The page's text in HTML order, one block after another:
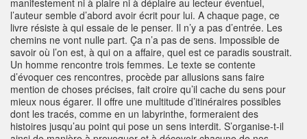
manifestement ni à plaire ni à déplaire au lecteur éventuel,
l’auteur semble d’abord avoir écrit pour lui. A chaque page, ce
livre résiste à qui essaie de le penser. Il n’y a pas d’entrée. Les
chemins ne vont nulle part. Ça n’a pas de sens. Impossible de
savoir où l’on est, à qui on a affaire, quel est ce paradis soustrait.
Un homme rencontre trois femmes. Le texte se contente
d’évoquer ces rencontres, procède par allusions sans faire
mention de choses précises, fait croire qu’il cache du sens pour
mieux nous égarer. Il offre une multitude d’itinéraires possibles
dont les tracés, comme en un labyrinthe, formeraient des
histoires jusqu’au point qui pose un sens interdit. S’organise-t-il